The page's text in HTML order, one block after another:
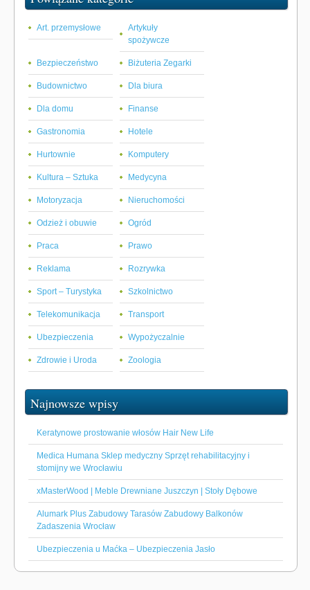
Art. przemysłowe
Artykuły
spożywcze
Bezpieczeństwo Biżuteria Zegarki
Budownictwo Dla biura
Dla domu Finanse
Gastronomia Hotele
Hurtownie Komputery
Kultura – Sztuka Medycyna
Motoryzacja Nieruchomości
Odzież i obuwie Ogród
Praca Prawo
Reklama Rozrywka
Sport – Turystyka Szkolnictwo
Telekomunikacja Transport
Ubezpieczenia Wypożyczalnie
Zdrowie i Uroda Zoologia
Najnowsze wpisy
Keratynowe prostowanie włosów Hair New Life
Medica Humana Sklep medyczny Sprzęt rehabilitacyjny i
stomijny we Wrocławiu
xMasterWood | Meble Drewniane Juszczyn | Stoły Dębowe
Alumark Plus Zabudowy Tarasów Zabudowy Balkonów
Zadaszenia Wrocław
Ubezpieczenia u Maćka – Ubezpieczenia Jasło